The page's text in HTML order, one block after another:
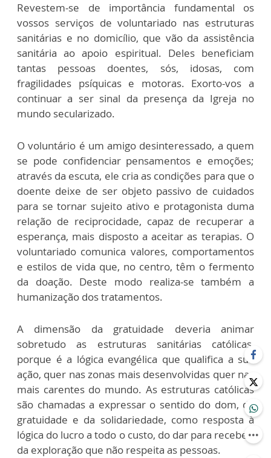
Revestem-se de importância fundamental os
vossos serviços de voluntariado nas estruturas
sanitárias e no domicílio, que vão da assistência
sanitária ao apoio espiritual. Deles beneficiam
tantas pessoas doentes, sós, idosas, com
fragilidades psíquicas e motoras. Exorto-vos a
continuar a ser sinal da presença da Igreja no
mundo secularizado.
O voluntário é um amigo desinteressado, a quem
se pode confidenciar pensamentos e emoções;
através da escuta, ele cria as condições para que o
doente deixe de ser objeto passivo de cuidados
para se tornar sujeito ativo e protagonista duma
relação de reciprocidade, capaz de recuperar a
esperança, mais disposto a aceitar as terapias. O
voluntariado comunica valores, comportamentos
e estilos de vida que, no centro, têm o fermento
da doação. Deste modo realiza-se também a
humanização dos tratamentos.
A dimensão da gratuidade deveria animar
sobretudo as estruturas sanitárias católicas,
porque é a lógica evangélica que qualifica a sua
ação, quer nas zonas mais desenvolvidas quer nas
mais carentes do mundo. As estruturas católicas
são chamadas a expressar o sentido do dom, da
gratuidade e da solidariedade, como resposta à
lógica do lucro a todo o custo, do dar para receber,
da exploração que não respeita as pessoas.